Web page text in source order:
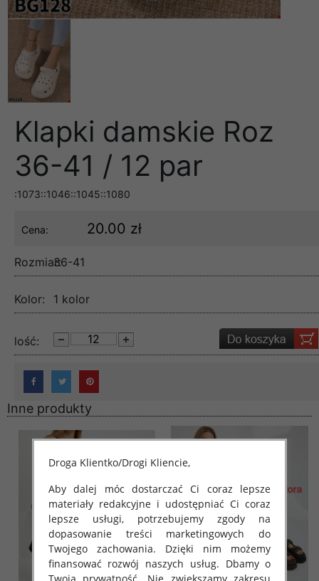
Klapki damskie Roz
36-41 / 12 par
:1073::1046::1045::1080
Cena: 20.00 zł
Rozmiar:36-41
Kolor: 1 kolor
lość:
Inne produkty
Droga Klientko/Drogi Kliencie,
Aby dalej móc dostarczać Ci coraz lepsze
materiały redakcyjne i udostępniać Ci coraz
lepsze usługi, potrzebujemy zgody na
dopasowanie treści marketingowych do
Twojego zachowania. Dzięki nim możemy
finansować rozwój naszych usług. Dbamy o
Twoją prywatność. Nie zwiększamy zakresu